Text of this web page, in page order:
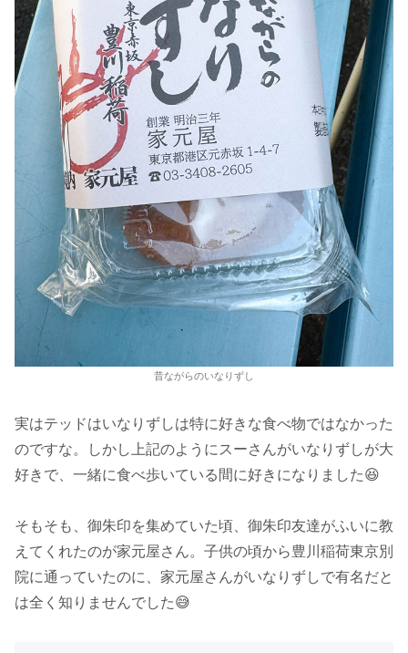
昔ながらのいなりずし
実はテッドはいなりずしは特に好きな食べ物ではなかった
のですな。しかし上記のようにスーさんがいなりずしが大
好きで、一緒に食べ歩いている間に好きになりました😆
そもそも、御朱印を集めていた頃、御朱印友達がふいに教
えてくれたのが家元屋さん。子供の頃から豊川稲荷東京別
院に通っていたのに、家元屋さんがいなりずしで有名だと
は全く知りませんでした😅